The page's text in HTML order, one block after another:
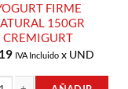
FIRME
150GR
CREMIGURT
IVA Incluido x UND